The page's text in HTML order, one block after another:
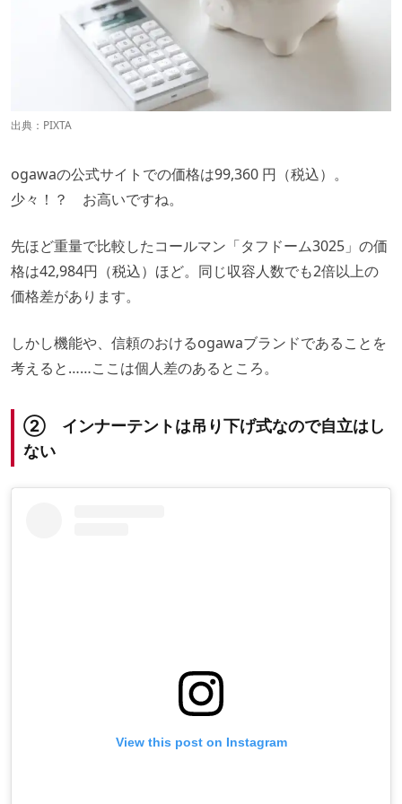
出典：PIXTA
ogawaの公式サイトでの価格は99,360 円（税込）。
少々！？ お高いですね。
先ほど重量で比較したコールマン「タフドーム3025」の価
格は42,984円（税込）ほど。同じ収容人数でも2倍以上の
価格差があります。
しかし機能や、信頼のおけるogawaブランドであることを
考えると……ここは個人差のあるところ。
② インナーテントは吊り下げ式なので自立はし
ない
View this post on Instagram